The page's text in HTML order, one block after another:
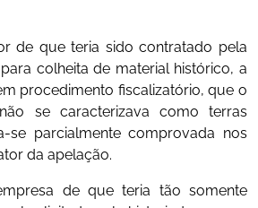
de que teria sido contratado pela
colheita de material histórico, a
procedimento fiscalizatório, que o
se caracterizava como terras
se parcialmente comprovada nos
da apelação.
de que teria tão somente